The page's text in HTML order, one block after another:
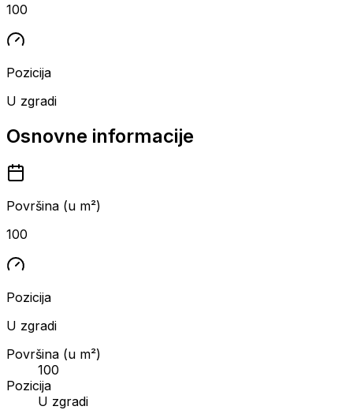
100
Pozicija
U zgradi
Osnovne informacije
Površina (u m²)
100
Pozicija
U zgradi
Površina (u m²)
100
Pozicija
U zgradi